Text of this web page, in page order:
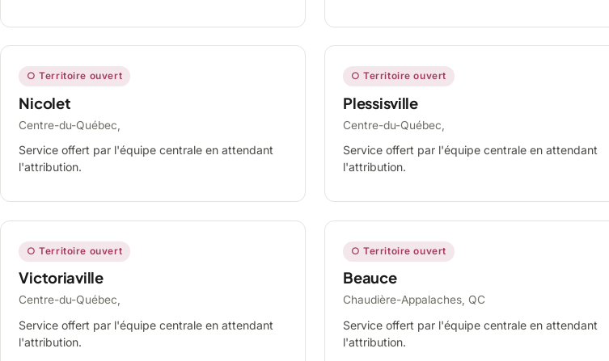
○ Territoire ouvert
Nicolet
Centre-du-Québec,
Service offert par l'équipe centrale en attendant
l'attribution.
○ Territoire ouvert
Plessisville
Centre-du-Québec,
Service offert par l'équipe centrale en attendant
l'attribution.
○ Territoire ouvert
Victoriaville
Centre-du-Québec,
Service offert par l'équipe centrale en attendant
l'attribution.
○ Territoire ouvert
Beauce
Chaudière-Appalaches, QC
Service offert par l'équipe centrale en attendant
l'attribution.